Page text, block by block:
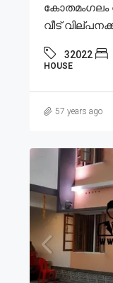
കോതമംഗലം
വീട്
32022
HOUSE
57 years ago